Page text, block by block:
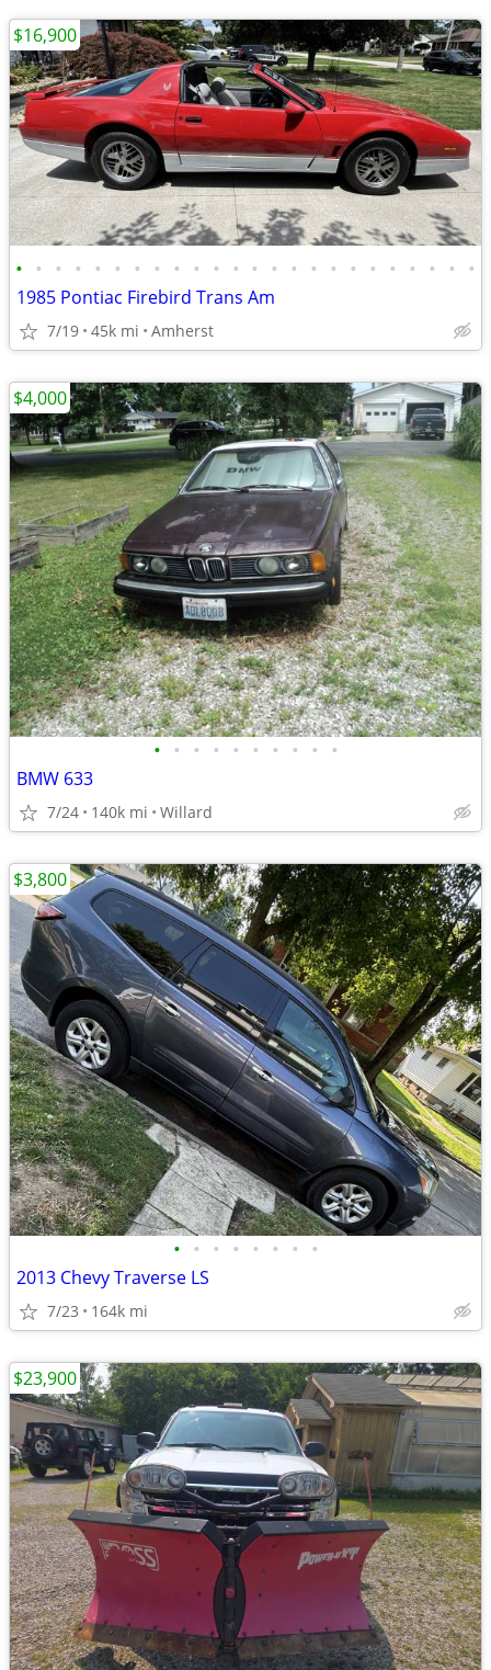
• • • • • • • • • • • • • • • • • • • • • • • •
1985 Pontiac Firebird Trans Am
7/19 45k mi Amherst
$16,900
• • • • • • • • • •
BMW 633
7/24 140k mi Willard
$4,000
• • • • • • • •
2013 Chevy Traverse LS
7/23 164k mi
$3,800
$23,900